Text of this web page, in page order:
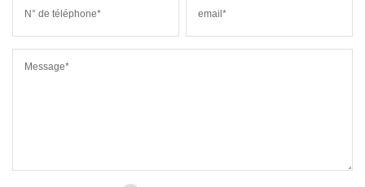
N° de téléphone* email*
Message*